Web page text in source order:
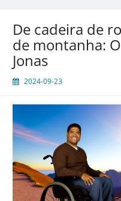
de
viver
De cadeira de
de montanha:
Jonas
2024-09-23